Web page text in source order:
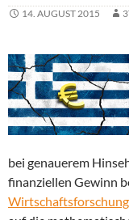
14. AUGUST 2015
bei genauerem
finanziellen Gewinn